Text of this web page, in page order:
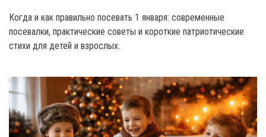
Когда и как правильно посевать 1 января: современные
посевалки, практические советы и короткие патриотические
стихи для детей и взрослых.